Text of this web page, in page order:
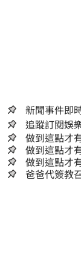
新聞事件即
追蹤訂閱娛
做到這點才
做到這點才
做到這點才
爸爸代簽教